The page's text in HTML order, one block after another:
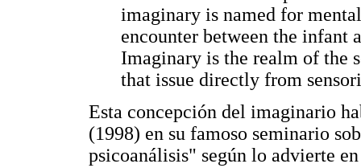
imaginary is named for
encounter between the
Imaginary is the realm of the
that issue directly from
Esta concepción del imaginario
(1998) en su famoso seminario
psicoanálisis" según lo advierte